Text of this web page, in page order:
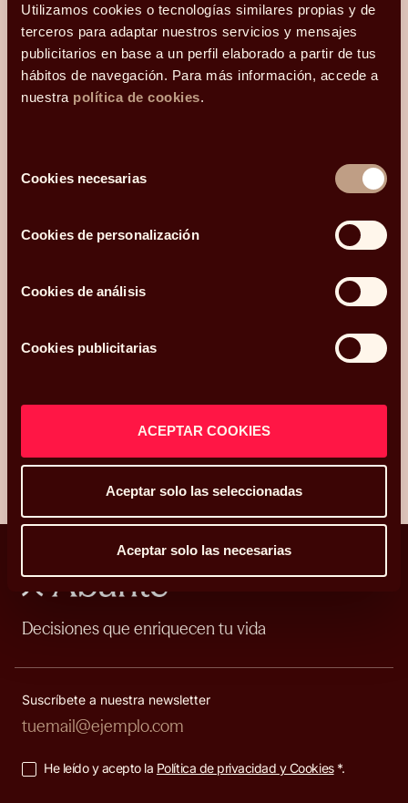
Utilizamos cookies o tecnologías similares propias y de
terceros para adaptar nuestros servicios y mensajes
publicitarios en base a un perfil elaborado a partir de tus
hábitos de navegación. Para más información, accede a
nuestra política de cookies.
deCookies necesarias
Cookies de personalización
Cookies de análisis
Cookies publicitarias
ACEPTAR COOKIES
Aceptar solo las seleccionadas
Aceptar solo las necesarias
Una conversación para orientarte con
claridad.
Hola, me llamo
y os he conocido
¿Qué más te gustaría compartir con nosotros?
He leído y acepto laPolítica de privacidad y Cookies *.
ENVIAR
Decisiones que enriquecen tu vida
Suscríbete a nuestra newsletter
He leído y acepto la Política de privacidad y Cookies*.